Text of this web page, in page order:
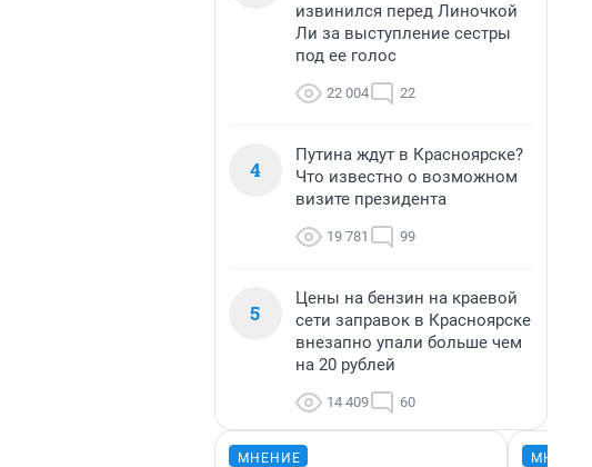
извинился перед Линочкой
Ли за выступление сестры
под ее голос
22 004 22
4
Путина ждут в Красноярске?
Что известно о возможном
визите президента
19 781 99
5
Цены на бензин на краевой
сети заправок в Красноярске
внезапно упали больше чем
на 20 рублей
14 409 60
МНЕНИЕ